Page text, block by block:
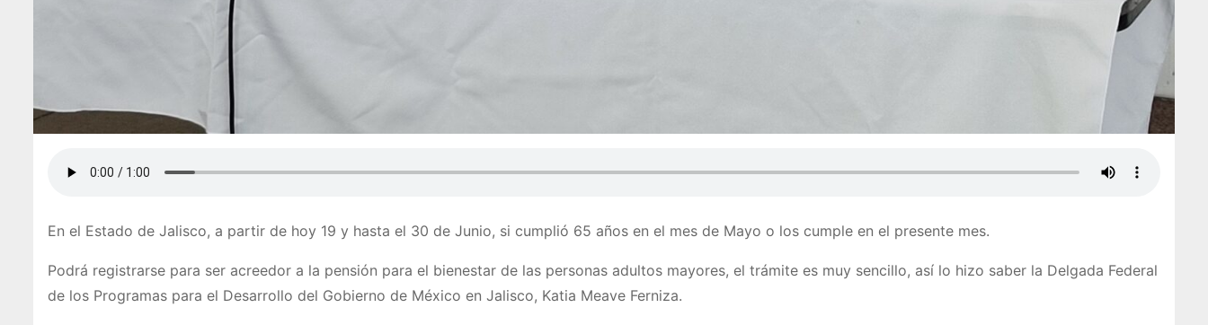
En el Estado de Jalisco, a partir de hoy 19 y hasta el 30 de Junio, si cumplió 65 años en el mes de Mayo o los cumple en el presente mes.
Podrá registrarse para ser acreedor a la pensión para el bienestar de las personas adultos mayores, el trámite es muy sencillo, así lo hizo saber la Delgada Federal
de los Programas para el Desarrollo del Gobierno de México en Jalisco, Katia Meave Ferniza.